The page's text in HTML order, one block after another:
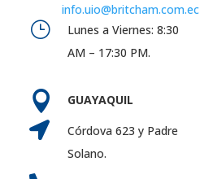
info.uio@britcham.com.ec
}
Lunes a Viernes: 8:30
AM – 17:30 PM.
 GUAYAQUIL

Córdova 623 y Padre
Solano.